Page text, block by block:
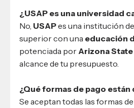
¿USAP es una universidad
No, USAPes una institución
superior con una educación
potenciada por Arizona
alcance de tu presupuesto.
¿Qué formas de pago están
Se aceptan todas las formas